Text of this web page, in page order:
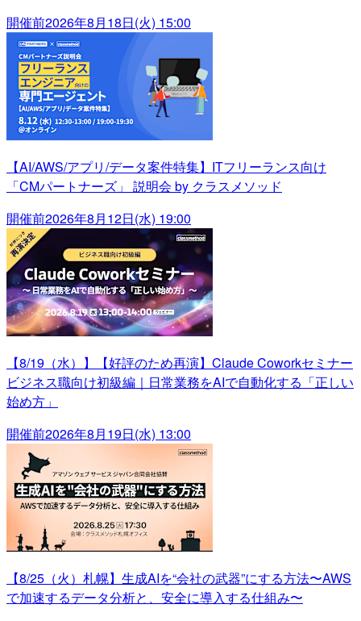
開催前2026年8月18日(火) 15:00
【AI/AWS/アプリ/データ案件特集】ITフリーランス向け
「CMパートナーズ」 説明会 by クラスメソッド
開催前2026年8月12日(水) 19:00
【8/19（水）】【好評のため再演】Claude Coworkセミナー
ビジネス職向け初級編｜日常業務をAIで自動化する「正しい
始め方」
開催前2026年8月19日(水) 13:00
【8/25（火）札幌】生成AIを“会社の武器”にする方法〜AWS
で加速するデータ分析と、安全に導入する仕組み〜